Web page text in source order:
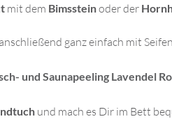
mit dem Bimssteinoder der
ganz einfach mit
und Saunapeeling Lavendel
und mach es Dir im Bett